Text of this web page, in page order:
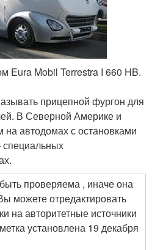
Eura Mobil Terrestra I 660 HB.
прицепной фургон для
В Северной Америке и
на автодомах с остановками
проверяема , иначе она
можете отредактировать
на авторитетные источники
установлена 19 декабря